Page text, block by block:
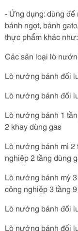
- Ứng dụng: dùng
bánh ngọt, bánh
thực phẩm khác
Các sản loại lò
Lò nướng bánh đối
Lò nướng bánh đối
Lò nướng bánh 1
2 khay dùng gas
Lò nướng bánh mì 2
nghiệp 2 tầng dùng
Lò nướng bánh mỳ
công nghiệp 3 tầng
Lò nướng bánh đối
Lò nướng bánh đối